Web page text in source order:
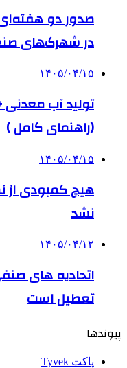
صدور دو
در شهرک‌های
۱۴۰۵/۰۴/۱۵
تولید آب
(راهنمای کامل )
۱۴۰۵/۰۴/۱۵
هیچ کمبودی از
نشد
۱۴۰۵/۰۴/۱۲
تعطیل است
پیوندها
پاکت Tyvek